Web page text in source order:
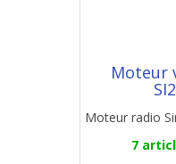
Moteur
Moteur radio
7